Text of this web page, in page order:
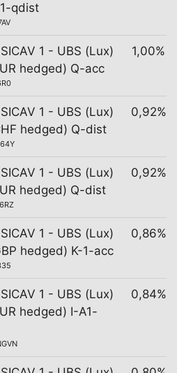
qdist
1 - UBS (Lux)
hedged) Q-acc
1,00%
1 - UBS (Lux)
hedged) Q-dist
0,92%
1 - UBS (Lux)
hedged) Q-dist
0,92%
1 - UBS (Lux)
hedged) K-1-acc
0,86%
1 - UBS (Lux)
hedged) I-A1-
0,84%